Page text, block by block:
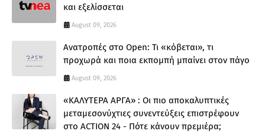
και εξελίσσεται
August 09, 2026
Ανατροπές στο Open: Τι «κόβεται», τι
προχωρά και ποια εκπομπή μπαίνει στον πάγο
August 09, 2026
«ΚΑΛΥΤΕΡΑ ΑΡΓΑ» : Oι πιο αποκαλυπτικές
μεταμεσονύχτιες συνεντεύξεις επιστρέφουν
στο ACTION 24 - Πότε κάνουν πρεμιέρα;